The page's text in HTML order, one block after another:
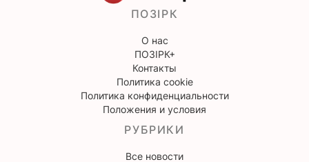
ПОЗІРК
О нас
ПОЗІРК+
Контакты
Политика cookie
Политика конфиденциальности
Положения и условия
РУБРИКИ
Все новости